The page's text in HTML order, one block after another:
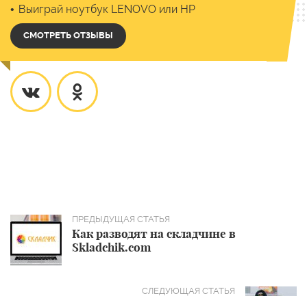
Выиграй ноутбук LENOVO или HP
СМОТРЕТЬ ОТЗЫВЫ
Как разводят на складчине в
Skladchik.com